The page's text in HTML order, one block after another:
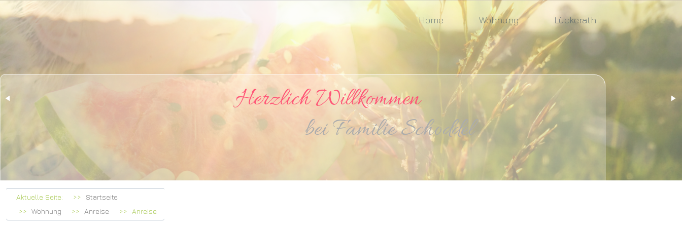
Herzlich Willkommen
bei Familie Schoddel
Home Wohnung Lückerath
Aktuelle Seite:
Startseite
Wohnung
Anreise Anreise